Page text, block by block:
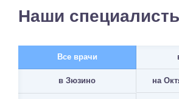
Наши
Все врачи
в Зюзино на